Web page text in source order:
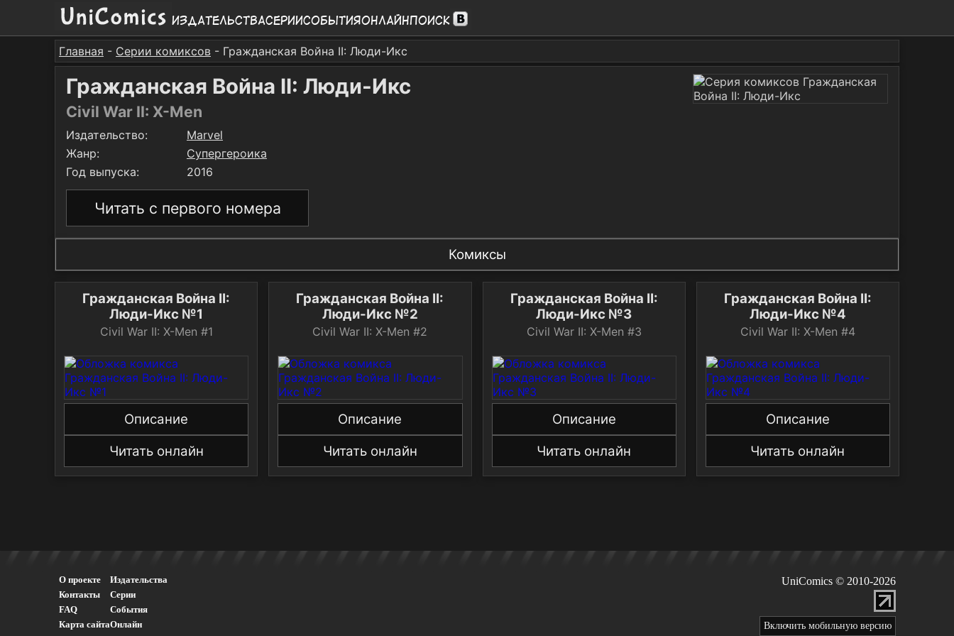
ИздательстваСерииСобытияОнлайнПоиск
Главная - Серии комиксов - Гражданская Война II: Люди-Икс
Гражданская Война II: Люди-Икс
Civil War II: X-Men
Издательство:
Marvel
Жанр:
Супергероика
Год выпуска:
2016
Читать с первого номера
Комиксы
Гражданская Война II:
Люди-Икс №1
Civil War II: X-Men #1
Описание
Читать онлайн
Гражданская Война II:
Люди-Икс №2
Civil War II: X-Men #2
Описание
Читать онлайн
Гражданская Война II:
Люди-Икс №3
Civil War II: X-Men #3
Описание
Читать онлайн
Гражданская Война II:
Люди-Икс №4
Civil War II: X-Men #4
Описание
Читать онлайн
О проекте
Контакты
FAQ
Карта сайта
Издательства
Серии
События
Онлайн
UniComics © 2010-2026
Включить мобильную версию